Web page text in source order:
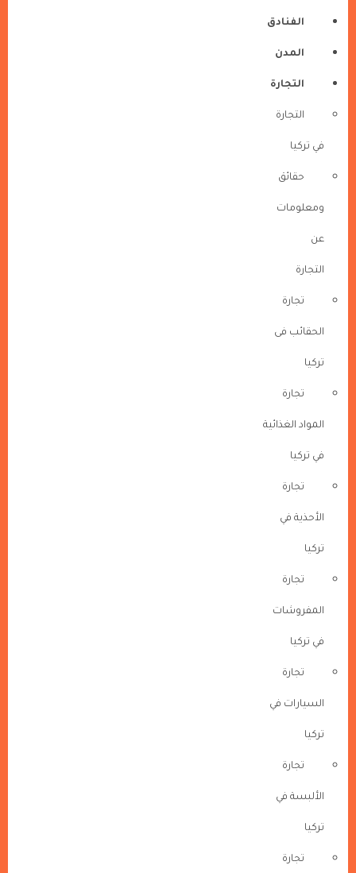
الفنادق
المدن
التجارة
التجارة
في تركيا
حقائق
ومعلومات
عن
التجارة
تجارة
الحقائب فى
تركيا
تجارة
المواد الغذائية
في تركيا
تجارة
الأحذية في
تركيا
تجارة
المفروشات
في تركيا
تجارة
السيارات في
تركيا
تجارة
الألبسة في
تركيا
تجارة